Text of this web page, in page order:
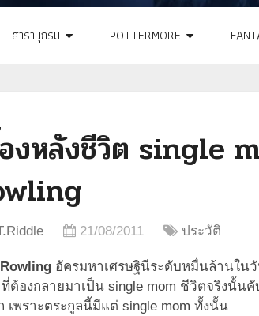
สารานุกรม POTTERMORE
งหลังชีวิต single
21/08/2011 ประวัติ
อัครมหาเศรษฐินีระดับหมื่นล้านใน
ต้องกลายมาเป็น single mom ชีวิตจริงนั้น
เพราะตระกูลนี้มีแต่ single mom ทั้งนั้น